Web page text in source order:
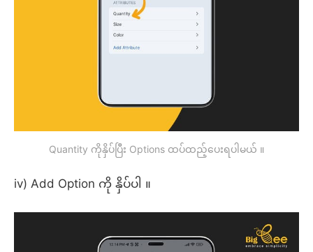
Quantity ကိုနှိပ်ပြီး Options ထပ်ထည့်ပေးရပါမယ် ။
iv) Add Option ကို နှိပ်ပါ ။